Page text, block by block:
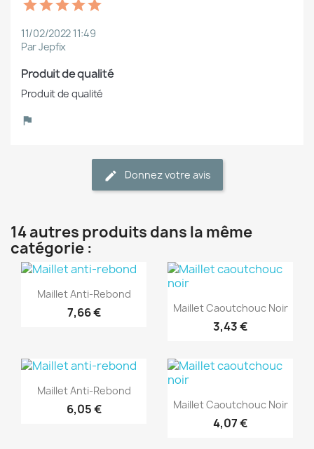
11/02/2022 11:49
Par Jepfix
Produit de qualité
Produit de qualité
Donnez votre avis
14 autres produits dans la même
catégorie :
Aperçu rapide
Maillet Anti-Rebond
7,66 €
(1)
Aperçu rapide
Maillet Caoutchouc Noir
3,43 €
Aperçu rapide
Maillet Anti-Rebond
6,05 €
(1)
Aperçu rapide
Maillet Caoutchouc Noir
4,07 €